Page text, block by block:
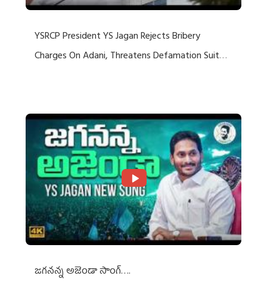
YSRCP President YS Jagan Rejects Bribery
Charges On Adani, Threatens Defamation Suit
జగనన్న అజెండా సాంగ్….